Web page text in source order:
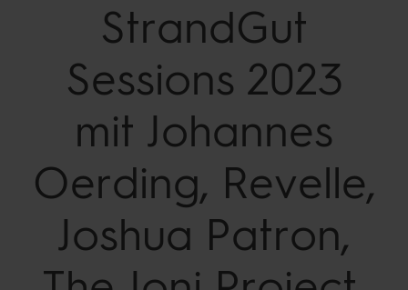
StrandGut
Sessions 2023
mit Johannes
Oerding, Revelle,
Joshua Patron,